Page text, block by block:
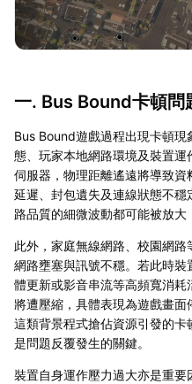
一. Bus Bound卡頓問
Bus Bound遊戲過程出現卡頓
態、玩家本地網路環境及裝置
伺服器，物理距離遙遠將導致
延遲、封包遺失及連線狀態不
路品質的細微波動都可能被放大
此外，家庭無線網路、校園網
網路壅塞與訊號不穩。若此時
體更新或影音串流等高頻寬消
將遭壓縮，具體表現為遊戲畫面
這類背景程式搶佔資源引發的
是問題反覆發生的關鍵。
裝置自身運作壓力過大亦是重